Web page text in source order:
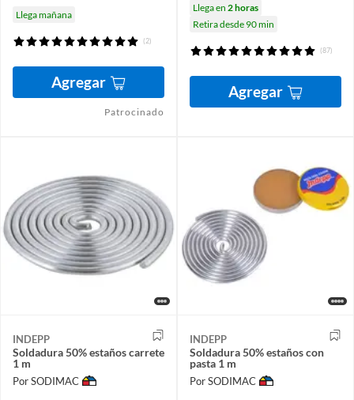
Llega mañana
(2)
Agregar
Patrocinado
Llega en 2 horas
Retira desde 90 min
(87)
Agregar
INDEPP
Soldadura 50% estaños carrete
1 m
Por SODIMAC
INDEPP
Soldadura 50% estaños con
pasta 1 m
Por SODIMAC